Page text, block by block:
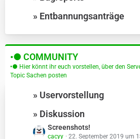
r» Entbannungsanträge
•● COMMUNITY
•● Hier könnt ihr euch vorstellen, über den
Topic Sachen posten
» Uservorstellung
» Diskussion
L
Screenshots!
cacyy 22. September 2019 um